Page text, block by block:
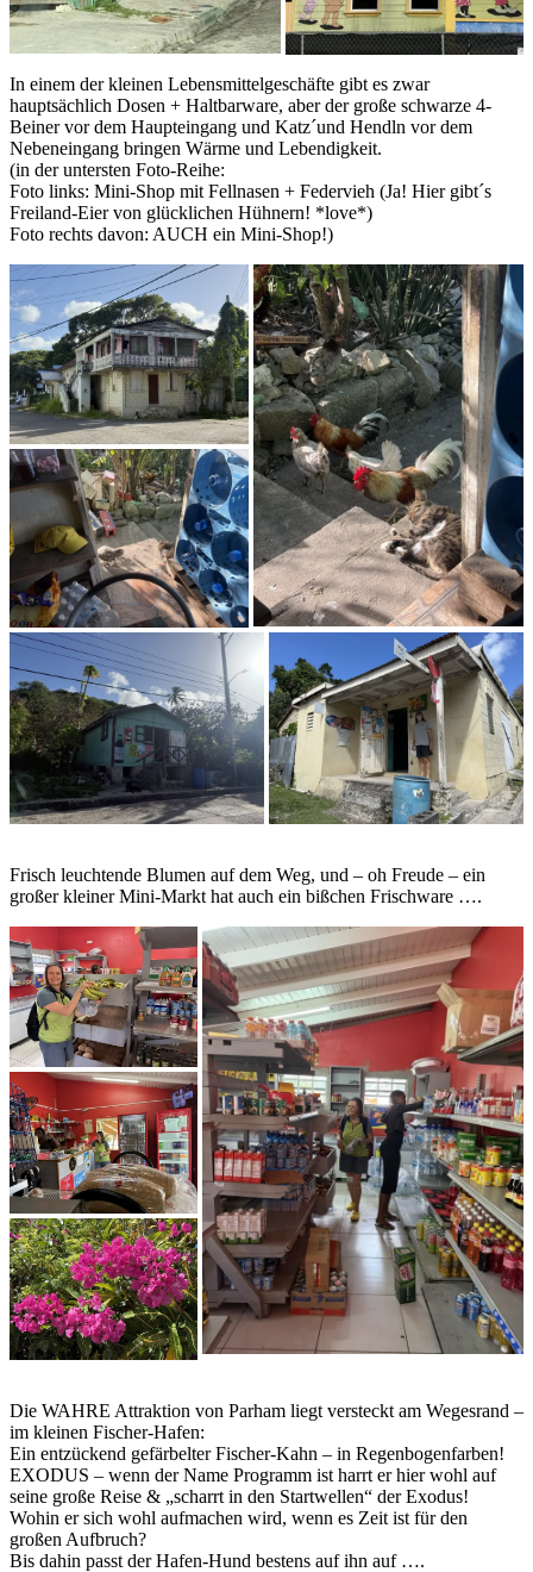
In einem der kleinen Lebensmittelgeschäfte gibt es zwar
hauptsächlich Dosen + Haltbarware, aber der große schwarze 4-
Beiner vor dem Haupteingang und Katz´und Hendln vor dem
Nebeneingang bringen Wärme und Lebendigkeit.
(in der untersten Foto-Reihe:
Foto links: Mini-Shop mit Fellnasen + Federvieh (Ja! Hier gibt´s
Freiland-Eier von glücklichen Hühnern! *love*)
Foto rechts davon: AUCH ein Mini-Shop!)
Frisch leuchtende Blumen auf dem Weg, und – oh Freude – ein
großer kleiner Mini-Markt hat auch ein bißchen Frischware ….
Die WAHRE Attraktion von Parham liegt versteckt am Wegesrand –
im kleinen Fischer-Hafen:
Ein entzückend gefärbelter Fischer-Kahn – in Regenbogenfarben!
EXODUS – wenn der Name Programm ist harrt er hier wohl auf
seine große Reise & „scharrt in den Startwellen“ der Exodus!
Wohin er sich wohl aufmachen wird, wenn es Zeit ist für den
großen Aufbruch?
Bis dahin passt der Hafen-Hund bestens auf ihn auf ….